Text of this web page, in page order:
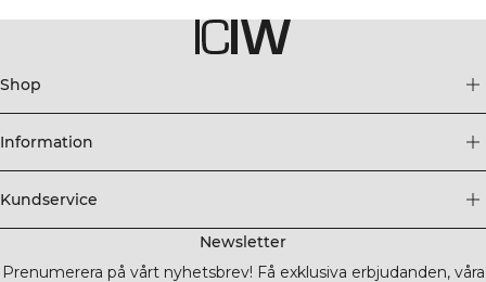
Shop
Information
Kundservice
Newsletter
Prenumerera på vårt nyhetsbrev! Få exklusiva erbjudanden, våra